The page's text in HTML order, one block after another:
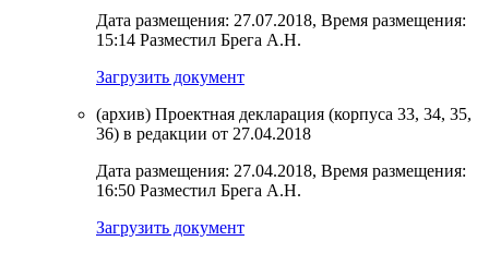
Дата размещения: 27.07.2018, Время размещения:
15:14 Разместил Брега А.Н.
Загрузить документ
(архив) Проектная декларация (корпуса 33, 34, 35,
36) в редакции от 27.04.2018
Дата размещения: 27.04.2018, Время размещения:
16:50 Разместил Брега А.Н.
Загрузить документ